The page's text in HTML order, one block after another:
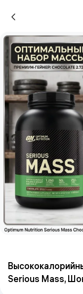
Serious Mass,